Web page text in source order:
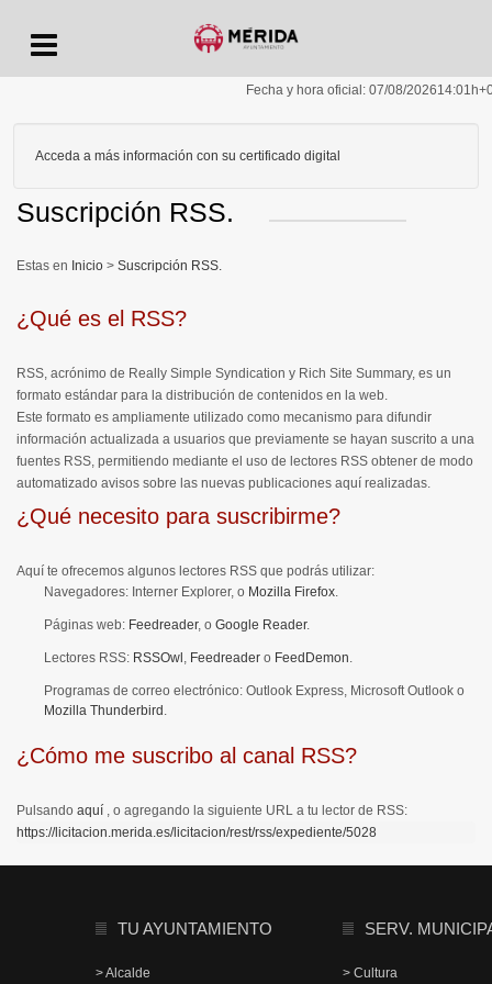
Fecha y hora oficial: 07/08/202614:01h
Acceda a más información con su certificado digital
Inicio > Suscripción RSS.
Suscripción RSS.
¿Qué es el RSS?
RSS, acrónimo de Really Simple Syndication y Rich Site Summary, es un
formato estándar para la distribución de contenidos en la web.
Este formato es ampliamente utilizado como mecanismo para difundir
información actualizada a usuarios que previamente se hayan suscrito a una
fuentes RSS, permitiendo mediante el uso de lectores RSS obtener de modo
automatizado avisos sobre las nuevas publicaciones aquí realizadas.
¿Qué necesito para suscribirme?
Aquí te ofrecemos algunos lectores RSS que podrás utilizar:
Navegadores: Interner Explorer, o Mozilla Firefox.
Páginas web: Feedreader, o Google Reader.
Lectores RSS: RSSOwl , Feedreader o FeedDemon.
Programas de correo electrónico: Outlook Express, Microsoft Outlook o
Mozilla Thunderbird .
¿Cómo me suscribo al canal RSS?
Pulsando aquí , o agregando la siguiente URL a tu lector de RSS:
https://licitacion.merida.es/licitacion/rest/rss/expediente/5028
TU AYUNTAMIENTO
> Alcalde
SERV.
> Cultura